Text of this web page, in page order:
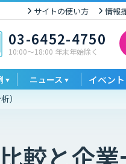
サイトの使い方 情報
03-6452-4750
10:00〜18:00 年末年始除く
ニュース イベント
）
較と企